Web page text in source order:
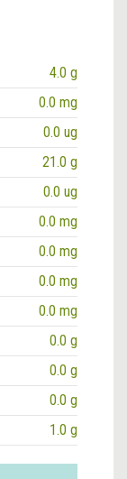
4.0 g
0.0 mg
0.0 ug
21.0 g
0.0 ug
0.0 mg
0.0 mg
0.0 mg
0.0 mg
0.0 g
0.0 g
0.0 g
1.0 g